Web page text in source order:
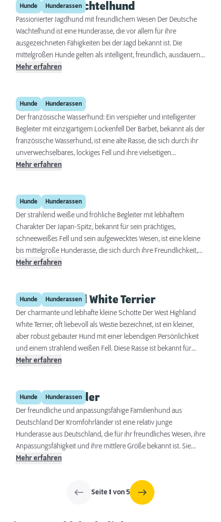
glücklich und gesund zu bleiben. Dank ihrer
Anpassungsfähigkeit und ihres Lerneifers sind English Setter
sowohl für erfahrene Hundebesitzer als auch für Anfänger
geeignet.
Hunde Hunderassen
Deutscher Wachtelhund
Passionierter Jagdhund mit freundlichem Wesen Der Deutsche
Wachtelhund ist eine Hunderasse, die vor allem für ihre
ausgezeichneten Fähigkeiten bei der Jagd bekannt ist. Die
mittelgroßen Hunde gelten als intelligent, freundlich, ausdauernd
und arbeiten mit unermüdlichem Eifer. Sie eignen sich
ausgeprägtes Bedürfnis nach physischer Betätigung und
geistiger Auslastung haben.
Mehr erfahren
Hunde Hunderassen
Barbet
Der französische Wasserhund: Ein verspielter und intelligenter
Begleiter mit einzigartigem Lockenfell Der Barbet, bekannt als der
französische Wasserhund, ist eine alte Rasse, die sich durch ihr
unverwechselbares, lockiges Fell und ihre vielseitigen
Fähigkeiten als Apportierhund auszeichnet. Ursprünglich für die
vielen Hundesportarten glänzt und eine enge Bindung zu seinen
Menschen aufbaut.
Mehr erfahren
Hunde Hunderassen
Japan-Spitz
Der strahlend weiße und fröhliche Begleiter mit lebhaftem
Charakter Der Japan-Spitz, bekannt für sein prächtiges,
schneeweißes Fell und sein aufgewecktes Wesen, ist eine kleine
bis mittelgroße Hunderasse, die sich durch ihre Freundlichkeit,
Intelligenz und Anpassungsfähigkeit auszeichnet. Diese Rasse ist
verbunden mit regelmäßigen geistigen und körperlichen
Aktivitäten, ist essenziell, um ihren natürlichen Spieltrieb zu
befriedigen und sie glücklich zu halten.
Mehr erfahren
Hunde Hunderassen
West Highland White Terrier
Der charmante und lebhafte kleine Schotte Der West Highland
White Terrier, oft liebevoll als Westie bezeichnet, ist ein kleiner,
aber robust gebauter Hund mit einer lebendigen Persönlichkeit
und einem strahlend weißen Fell. Diese Rasse ist bekannt für
ihren mutigen Charakter und ihre freundliche Art, was sie zu
als auch auf dem Land, solange sie regelmäßige Bewegung und
Aufmerksamkeit erhalten.
Mehr erfahren
Hunde Hunderassen
Kromfohrländer
Der freundliche und anpassungsfähige Familienhund aus
Deutschland Der Kromfohrländer ist eine relativ junge
Hunderasse aus Deutschland, die für ihr freundliches Wesen, ihre
Anpassungsfähigkeit und ihre mittlere Größe bekannt ist. Sie
gelten als ausgezeichnete Familienhunde, die sowohl in aktiven
zurechtkommen. Ihre Intelligenz und Lernbereitschaft machen
sie zu angenehmen Begleitern, die sowohl in der Stadt als auch
auf dem Land glücklich leben können, solange sie genügend
Mehr erfahren
Seite1 von 5